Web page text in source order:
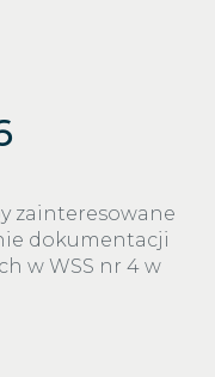
zainteresowane
dokumentacji
w WSS nr 4 w